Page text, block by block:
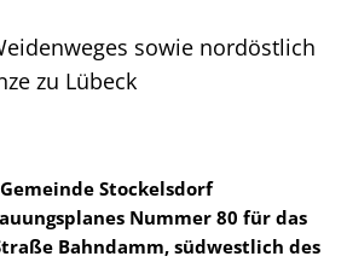
sowie nordöstlich
zu Lübeck
Stockelsdorf
Nummer 80 für das
Bahndamm, südwestlich des